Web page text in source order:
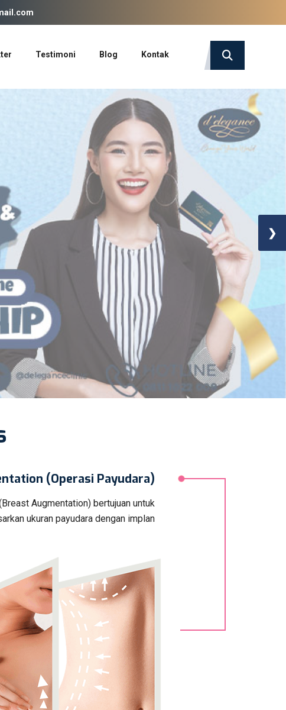
Testimoni Blog Kontak
❯
(Operasi Payudara)
Augmentation) bertujuan untuk
ukuran payudara dengan implan